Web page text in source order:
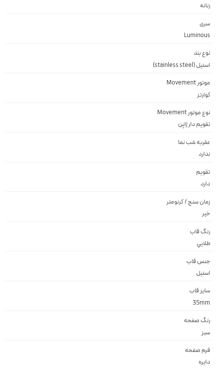
زنانه
سری
Luminous
نوع بند
استیل (stainless steel)
موتور Movement
کوارتز
نوع موتور Movement
تقويم دار ژاپن
عقربه شب نما
ندارد
تقویم
دارد
زمان سنج / کرنومتر
خیر
رنگ قاب
طلايي
جنس قاب
استيل
سایز قاب
35mm
رنگ صفحه
سبز
فرم صفحه
دايره